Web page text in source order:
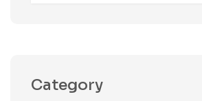
Category